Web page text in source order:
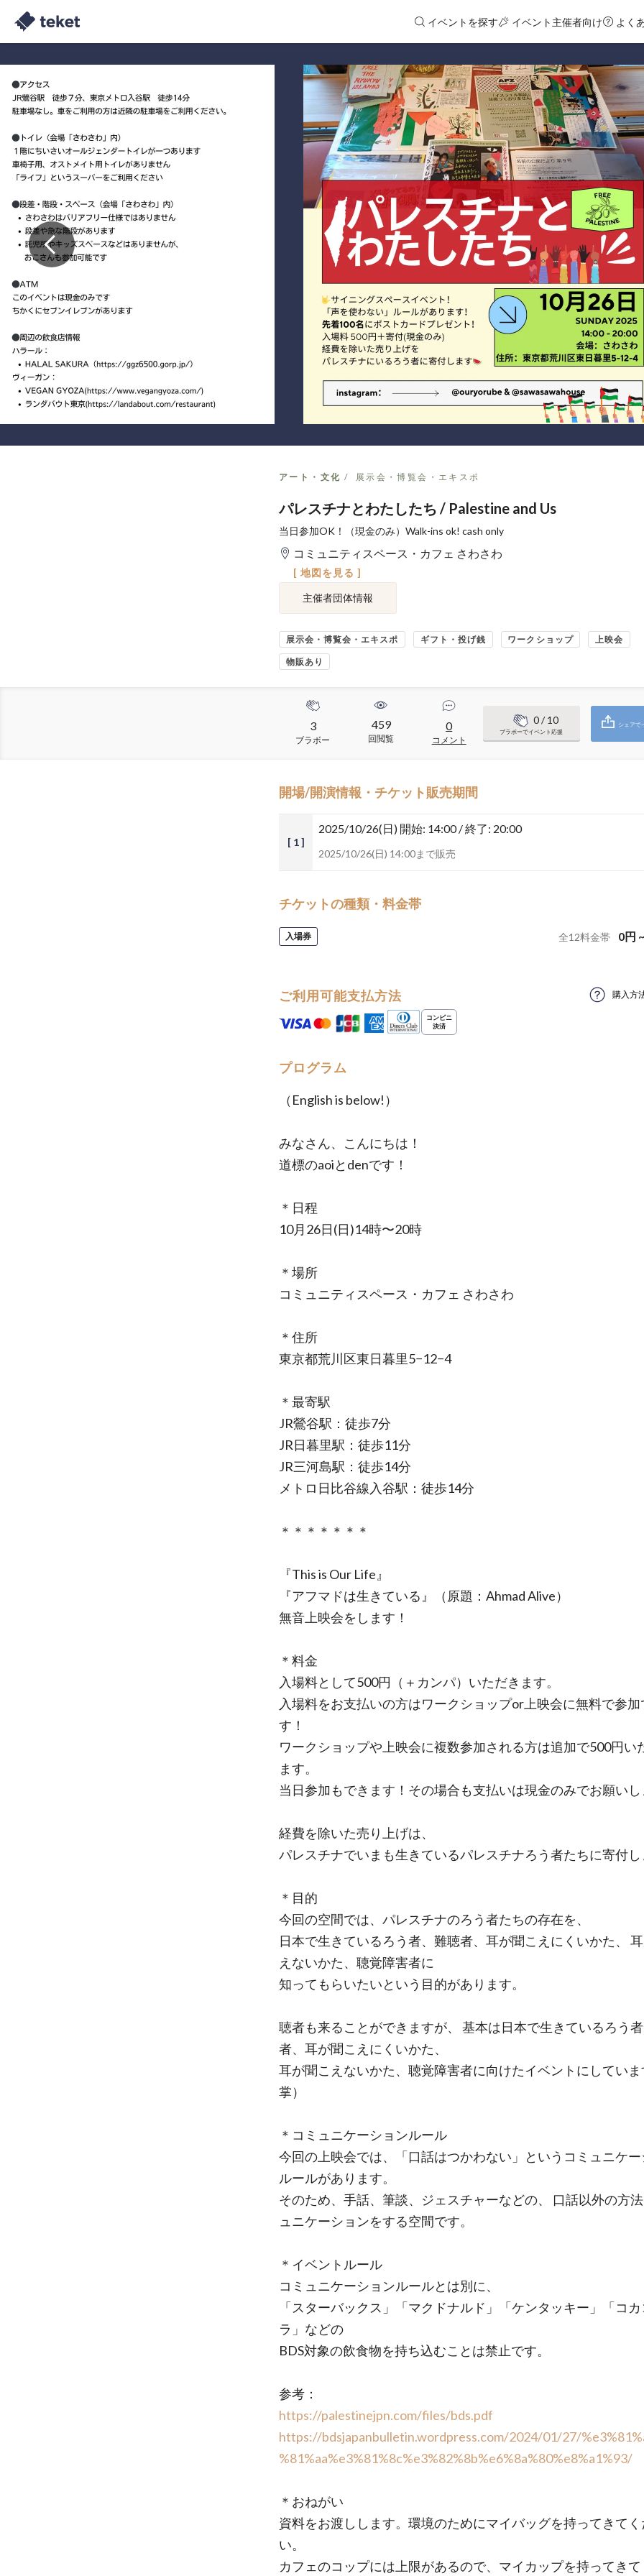
イベントを探す イベント主催者向け よく
アート・文化 展示会・博覧会・エキスポ
パレスチナとわたしたち / Palestine and Us
当日参加OK！（現金のみ）Walk-ins ok! cash only
コミュニティスペース・カフェ さわさわ
[ 地図を見る ]
主催者団体情報
展示会・博覧会・エキスポ ギフト・投げ銭 ワークショップ 上映会
物販あり
3
ブラボー
459
回閲覧
0
コメント
0/ 10
ブラボーでイベント応援
シェアで
開場/開演情報・チケット販売期間
[ 1 ]
2025/10/26(日) 開始: 14:00 / 終了: 20:00
2025/10/26(日) 14:00まで販売
チケットの種類・料金帯
入場券 全12料金帯 0円 ~
ご利用可能支払方法 購入方
プログラム
（English is below!）
みなさん、こんにちは！
道標のaoiとdenです！
＊日程
10月26日(日)14時〜20時
＊場所
コミュニティスペース・カフェ さわさわ
＊住所
東京都荒川区東日暮里5−12−4
＊最寄駅
JR鶯谷駅：徒歩7分
JR日暮里駅：徒歩11分
JR三河島駅：徒歩14分
メトロ日比谷線入谷駅：徒歩14分
＊＊＊＊＊＊＊
『This is Our Life』
『アフマドは生きている』（原題：Ahmad Alive）
無音上映会をします！
＊料金
入場料として500円（＋カンパ）いただきます。
入場料をお支払いの方はワークショップor上映会に無料で参加
す！
ワークショップや上映会に複数参加される方は追加で500円い
ます。
当日参加もできます！その場合も支払いは現金のみでお願いし
経費を除いた売り上げは、
パレスチナでいまも生きているパレスチナろう者たちに寄付し
＊目的
今回の空間では、パレスチナのろう者たちの存在を、
日本で生きているろう者、難聴者、耳が聞こえにくいかた、 耳
えないかた、聴覚障害者に
知ってもらいたいという目的があります。
聴者も来ることができますが、 基本は日本で生きているろう
者、耳が聞こえにくいかた、
耳が聞こえないかた、聴覚障害者に向けたイベントにしていま
掌）
＊コミュニケーションルール
今回の上映会では、「口話はつかわない」というコミュニケー
ルールがあります。
そのため、手話、筆談、ジェスチャーなどの、 口話以外の方法
ュニケーションをする空間です。
＊イベントルール
コミュニケーションルールとは別に、
「スターバックス」「マクドナルド」「ケンタッキー」「コ
ラ」などの
BDS対象の飲食物を持ち込むことは禁止です。
参考：
https://palestinejpn.com/files/bds.pdf
https://bdsjapanbulletin.wordpress.com/2024/01/27/
%81%aa%e3%81%8c%e3%82%8b%e6%8a%80%e8%a1%93/
＊おねがい
資料をお渡しします。環境のためにマイバッグを持ってきてく
い。
カフェのコップには上限があるので、マイカップを持ってきて